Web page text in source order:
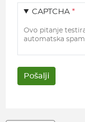
CAPTCHA
Ovo pitanje
automatska spam